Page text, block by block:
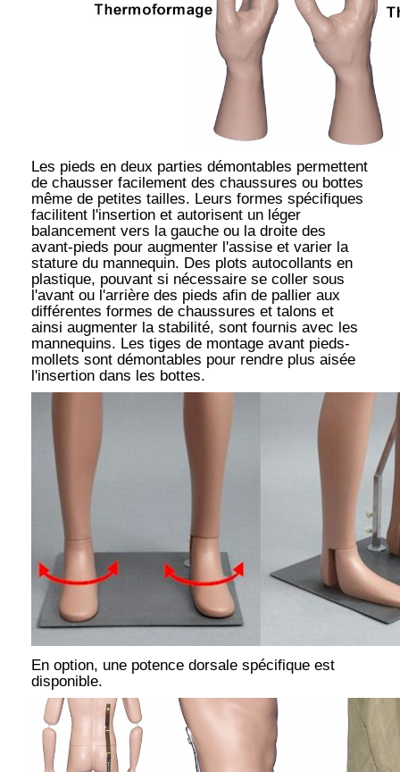
Les pieds en deux parties démontables permettent
de chausser facilement des chaussures ou bottes
même de petites tailles. Leurs formes spécifiques
facilitent l'insertion et autorisent un léger
balancement vers la gauche ou la droite des
avant-pieds pour augmenter l'assise et varier la
stature du mannequin. Des plots autocollants en
plastique, pouvant si nécessaire se coller sous
l'avant ou l'arrière des pieds afin de pallier aux
différentes formes de chaussures et talons et
ainsi augmenter la stabilité, sont fournis avec les
mannequins. Les tiges de montage avant pieds-
mollets sont démontables pour rendre plus aisée
l'insertion dans les bottes.
En option, une potence dorsale spécifique est
disponible.